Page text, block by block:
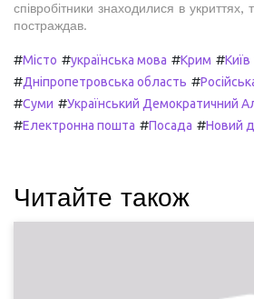
співробітники знаходилися в укриттях,
постраждав.
#Місто #українська мова #Крим #Київ
#Дніпропетровська область #
#Суми #Український Демократичний
#Електронна пошта #Посада #Новий
Читайте також